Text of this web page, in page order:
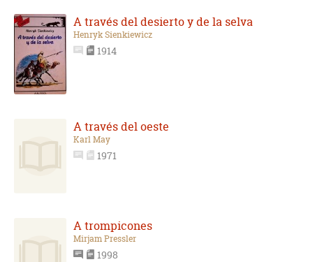
A través del desierto y de la selva
Henryk Sienkiewicz
1914
A través del oeste
Karl May
1971
A trompicones
Mirjam Pressler
1998